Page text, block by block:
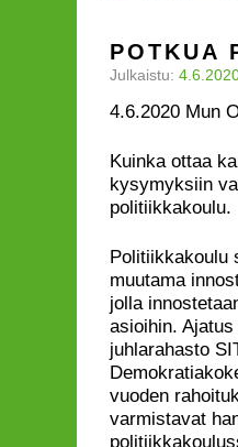
POTKUA
Julkaistu:
4.6.2020 Mun
Kuinka ottaa
kysymyksiin
politiikkakoulu.
Politiikkakoulu
muutama
jolla
asioihin.
juhlarahasto
vuoden
varmistavat